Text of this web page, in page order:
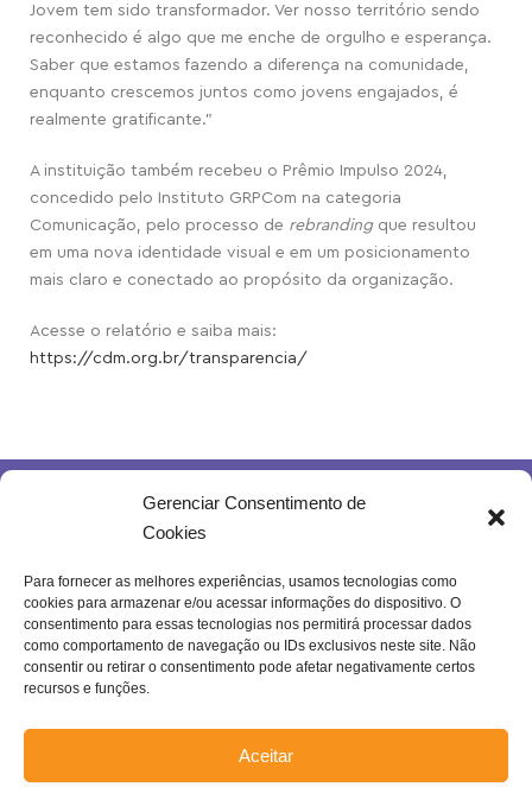
Gerenciar Consentimento de
Cookies
Para fornecer as melhores experiências, usamos tecnologias como
cookies para armazenar e/ou acessar informações do dispositivo. O
consentimento para essas tecnologias nos permitirá processar dados
como comportamento de navegação ou IDs exclusivos neste site. Não
consentir ou retirar o consentimento pode afetar negativamente certos
recursos e funções.
Aceitar
Jovem tem sido transformador. Ver nosso território sendo
reconhecido é algo que me enche de orgulho e esperança.
Saber que estamos fazendo a diferença na comunidade,
enquanto crescemos juntos como jovens engajados, é
realmente gratificante.”
A instituição também recebeu o Prêmio Impulso 2024,
concedido pelo Instituto GRPCom na categoria
Comunicação, pelo processo de rebrandingque resultou
em uma nova identidade visual e em um posicionamento
mais claro e conectado ao propósito da organização.
Acesse o relatório e saiba mais:
https://cdm.org.br/transparencia/
Rua Joventina da Rocha, 289 – Heliópolis
Belo Horizonte – MG | Brasil.
Se inscreva na nossa newsletter!